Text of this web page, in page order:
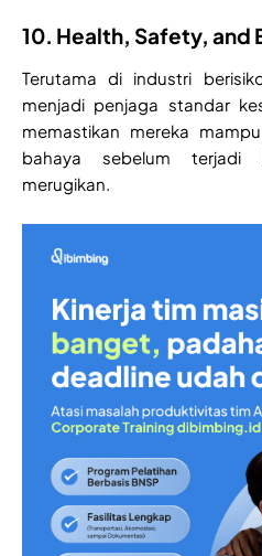
10. Health, Safety, and
Terutama di industri
menjadi penjaga standar
memastikan mereka
bahaya sebelum terjadi
merugikan.